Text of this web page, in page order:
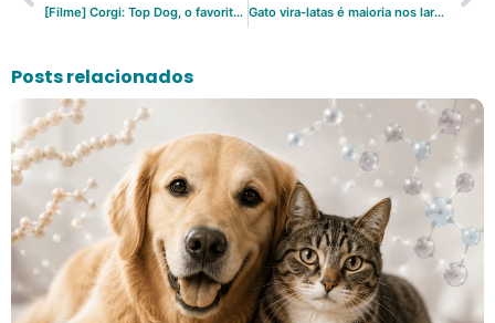
[Filme] Corgi: Top Dog, o favorito da rainha em apuros Gato vira-latas é maioria nos lares brasileiros
Posts relacionados